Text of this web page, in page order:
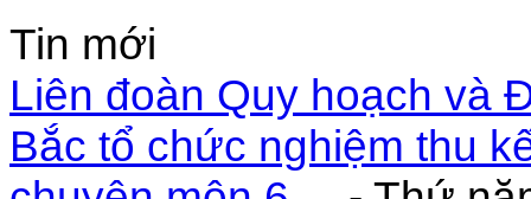
Tin mới
Liên đoàn Quy hoạch và
Bắc tổ chức nghiệm thu